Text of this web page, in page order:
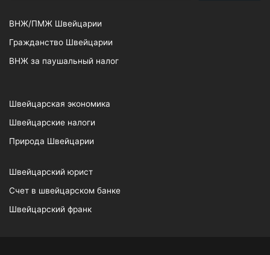
ВНЖ/ПМЖ Швейцарии
Гражданство Швейцарии
ВНЖ за паушальный налог
Швейцарская экономика
Швейцарские налоги
Природа Швейцарии
Швейцарский юрист
Счет в швейцарском банке
Швейцарский франк